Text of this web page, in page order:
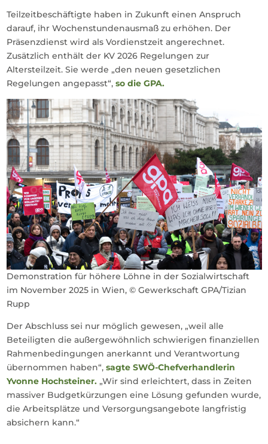
Teilzeitbeschäftigte haben in Zukunft einen Anspruch
darauf, ihr Wochenstundenausmaß zu erhöhen. Der
Präsenzdienst wird als Vordienstzeit angerechnet.
Zusätzlich enthält der KV 2026 Regelungen zur
Altersteilzeit. Sie werde „den neuen gesetzlichen
Regelungen angepasst“, so die GPA.
Demonstration für höhere Löhne in der Sozialwirtschaft
im November 2025 in Wien, © Gewerkschaft GPA/Tizian
Rupp
Der Abschluss sei nur möglich gewesen, „weil alle
Beteiligten die außergewöhnlich schwierigen finanziellen
Rahmenbedingungen anerkannt und Verantwortung
übernommen haben“, sagte SWÖ-Chefverhandlerin
Yvonne Hochsteiner.„Wir sind erleichtert, dass in Zeiten
massiver Budgetkürzungen eine Lösung gefunden wurde,
die Arbeitsplätze und Versorgungsangebote langfristig
absichern kann.“